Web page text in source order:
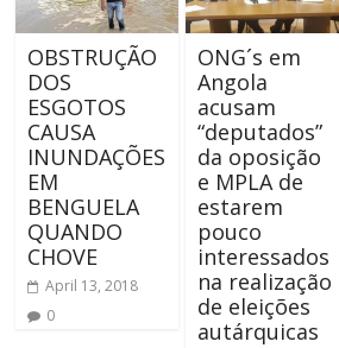
OBSTRUÇÃO
DOS
ESGOTOS
CAUSA
INUNDAÇÕES
EM
BENGUELA
QUANDO
CHOVE
April 13, 2018
0
ONG´s em
Angola
acusam
“deputados”
da oposição
e MPLA de
estarem
pouco
interessados
na realização
de eleições
autárquicas